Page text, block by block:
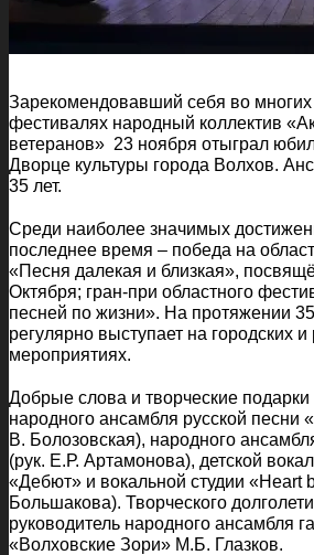
Зарекомендовавший себя во
фестивалях народный коллектив
ветеранов» 23 ноября отыграл
Дворце культуры города Волхов.
35 лет.
Среди наиболее значимых
последнее время – победа на
«Песня далекая и близкая»,
Октября; гран-при областного
песней по жизни». На протяжении 35
регулярно выступает на городских
мероприятиях.
Добрые слова и творческие подарки
народного ансамбля русской песни
В. Болозовская), народного
(рук. Е.Р. Артамонова), детской
«Дебют» и вокальной студии «Heart
Большакова). Творческого
руководитель народного ансамбля
«Волховские Зори» М.Б. Глазков.